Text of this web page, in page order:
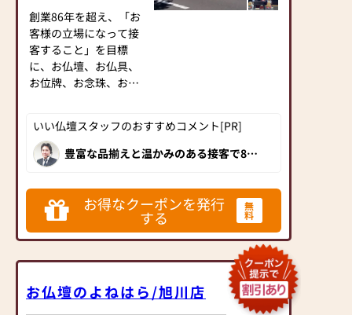
ます。「いつもお客様
のよき相談相手になる
事」。そんな想いをも
とにお客様に最適な仏
具をご提案致します。
商品知識が豊富なスタ
ッフに、ぜひご相談く
ださい。
根室本線「帯広駅」北
口より徒歩にて約15分
と最寄り駅より徒歩圏
内と便利な場所にあり
お待ちしております。
様々で、インターネッ
トによる画一的な情報
ではしっくりこないこ
とも多く、初めてのこ
とに途方にくれてしま
う方も多くいらっしゃ
「よねはら」では、そ
んなとき、皆さまが安
心してご相談・ご来店
目指しています。
【取扱い】金仏壇、唐
木仏壇、モダン仏壇、
神棚、神徒檀、仏壇の
【営業時間】（4月〜10
創業86年を超え、「お
客様の立場になって接
客すること」を目標
に、お仏壇、お仏具、
お位牌、お念珠、お
販売を専門にしてまい
りました。これからも
全道各地から信頼を受
り、全社員が真心こめ
て接客に心がけて参り
ます。
【営業時間】9:30～
【定休日】年中無休
いい仏壇スタッフのおすすめコメント[PR]
豊富な品揃えと温かみのある接客で85
公正取引協議会に加盟し、正しい品質表
示と原産国表示がされているのはもちろ
ん、仏事に精通したスタッフがお仏壇選
びをサポートしてくれます。"いい仏
壇"が自信をもってオススメする人気の
お仏壇店です。
お得なクーポンを発行
する
無
料
お仏壇のよねはら/旭川店